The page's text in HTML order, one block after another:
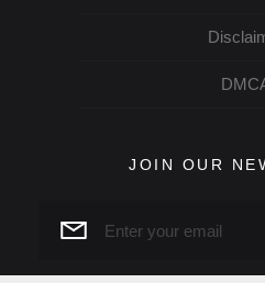
JOIN OUR